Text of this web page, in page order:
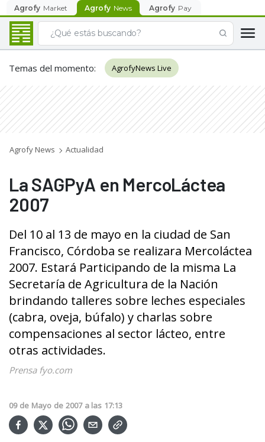
Agrofy Market Agrofy News Agrofy Pay
Temas del momento: AgrofyNews Live
Agrofy News Actualidad
La SAGPyA en MercoLáctea
2007
Del 10 al 13 de mayo en la ciudad de San
Francisco, Córdoba se realizara Mercoláctea
2007. Estará Participando de la misma La
Secretaría de Agricultura de la Nación
brindando talleres sobre leches especiales
(cabra, oveja, búfalo) y charlas sobre
compensaciones al sector lácteo, entre
otras actividades.
Prensa fyo.com
09 de Mayo de 2007 a las 17:13